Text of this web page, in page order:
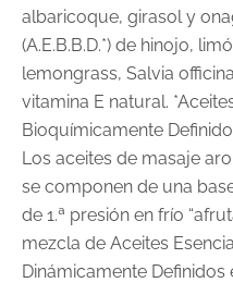
albaricoque, girasol y
(A.E.B.B.D.*) de hinojo,
lemongrass, Salvia
vitamina E natural.
Bioquímicamente
Los aceites de masaje
se componen de una
de 1.ª presión en frío
mezcla de Aceites
Dinámicamente